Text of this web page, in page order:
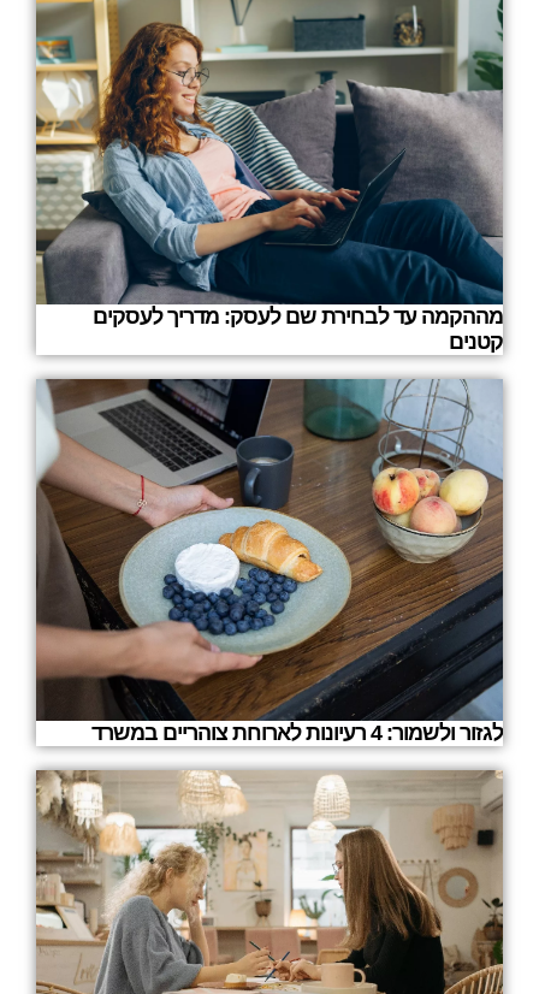
מההקמה עד לבחירת שם לעסק: מדריך לעסקים
קטנים
לגזור ולשמור: 4 רעיונות לארוחת צוהריים במשרד